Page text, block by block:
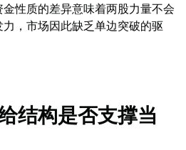
性质的差异意味着两股力量不会
，市场因此缺乏单边突破的驱
结构是否支撑当